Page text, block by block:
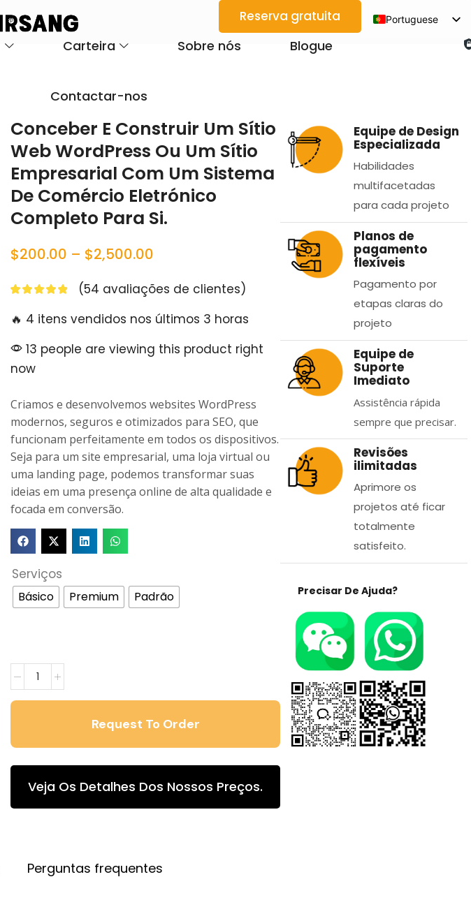
Reserva gratuita
Portuguese
German
Korean
Vietnamese
Thai
Russian
Carteira Sobre nós Blogue
Contactar-nos
Conceber E Construir Um Sítio
Web WordPress Ou Um Sítio
Empresarial Com Um Sistema
De Comércio Eletrónico
Completo Para Si.
$200.00 – $2,500.00
(54 avaliações de clientes)
🔥 4 itens vendidos nos últimos 3 horas
13 people are viewing this product right
now
Criamos e desenvolvemos websites WordPress
modernos, seguros e otimizados para SEO, que
funcionam perfeitamente em todos os dispositivos.
Seja para um site empresarial, uma loja virtual ou
uma landing page, podemos transformar suas
ideias em uma presença online de alta qualidade e
focada em conversão.
Serviços
Básico Premium Padrão
Veja Os Detalhes Dos Nossos Preços.
Equipe de Design
Especializada
Habilidades
multifacetadas
para cada projeto
Planos de
pagamento
flexíveis
Pagamento por
etapas claras do
projeto
Equipe de
Suporte
Imediato
Assistência rápida
sempre que precisar.
Revisões
ilimitadas
Aprimore os
projetos até ficar
totalmente
satisfeito.
Precisar De Ajuda?
Perguntas frequentes